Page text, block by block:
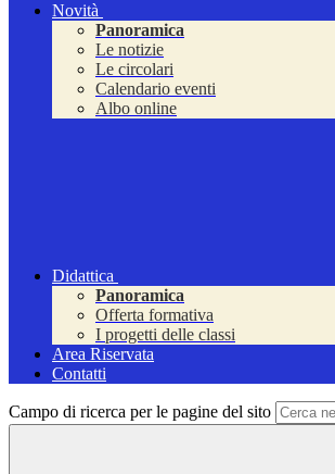
Novità
Panoramica
Le notizie
Le circolari
Calendario eventi
Albo online
Didattica
Panoramica
Offerta formativa
I progetti delle classi
Area Riservata
Contatti
Campo di ricerca per le pagine del sito